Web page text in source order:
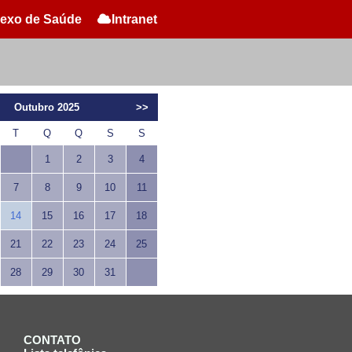
de Saúde Intranet
Outubro 2025 >>
T Q Q S S
1 2 3 4
7 8 9 10 11
14 15 16 17 18
21 22 23 24 25
28 29 30 31
CONTATO